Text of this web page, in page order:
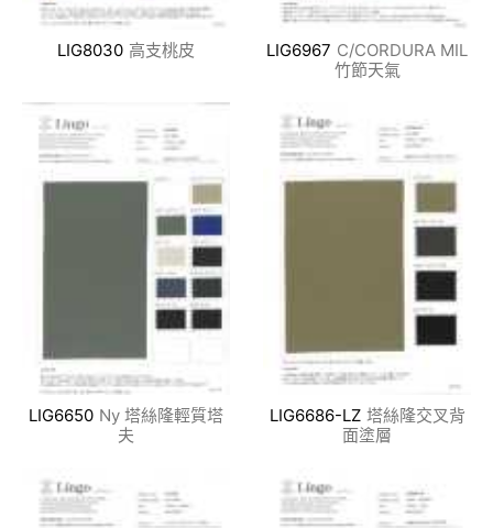
LIG8030 高支桃皮 LIG6967 C/CORDURA MIL
竹節天氣
LIG6650 Ny 塔絲隆輕質塔
夫
LIG6686-LZ 塔絲隆交叉背
面塗層